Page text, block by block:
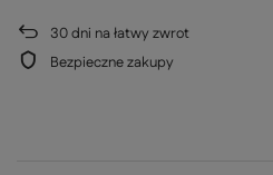
30dni na łatwy zwrot
Bezpieczne zakupy